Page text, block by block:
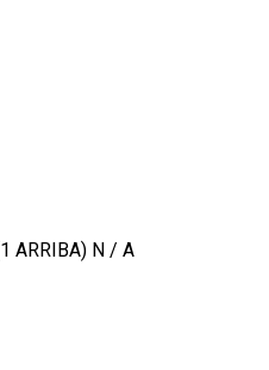
ARRIBA) N / A